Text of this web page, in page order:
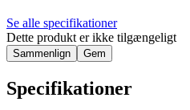
Se alle specifikationer
Dette produkt er ikke tilgængeligt
Sammenlign Gem
Specifikationer